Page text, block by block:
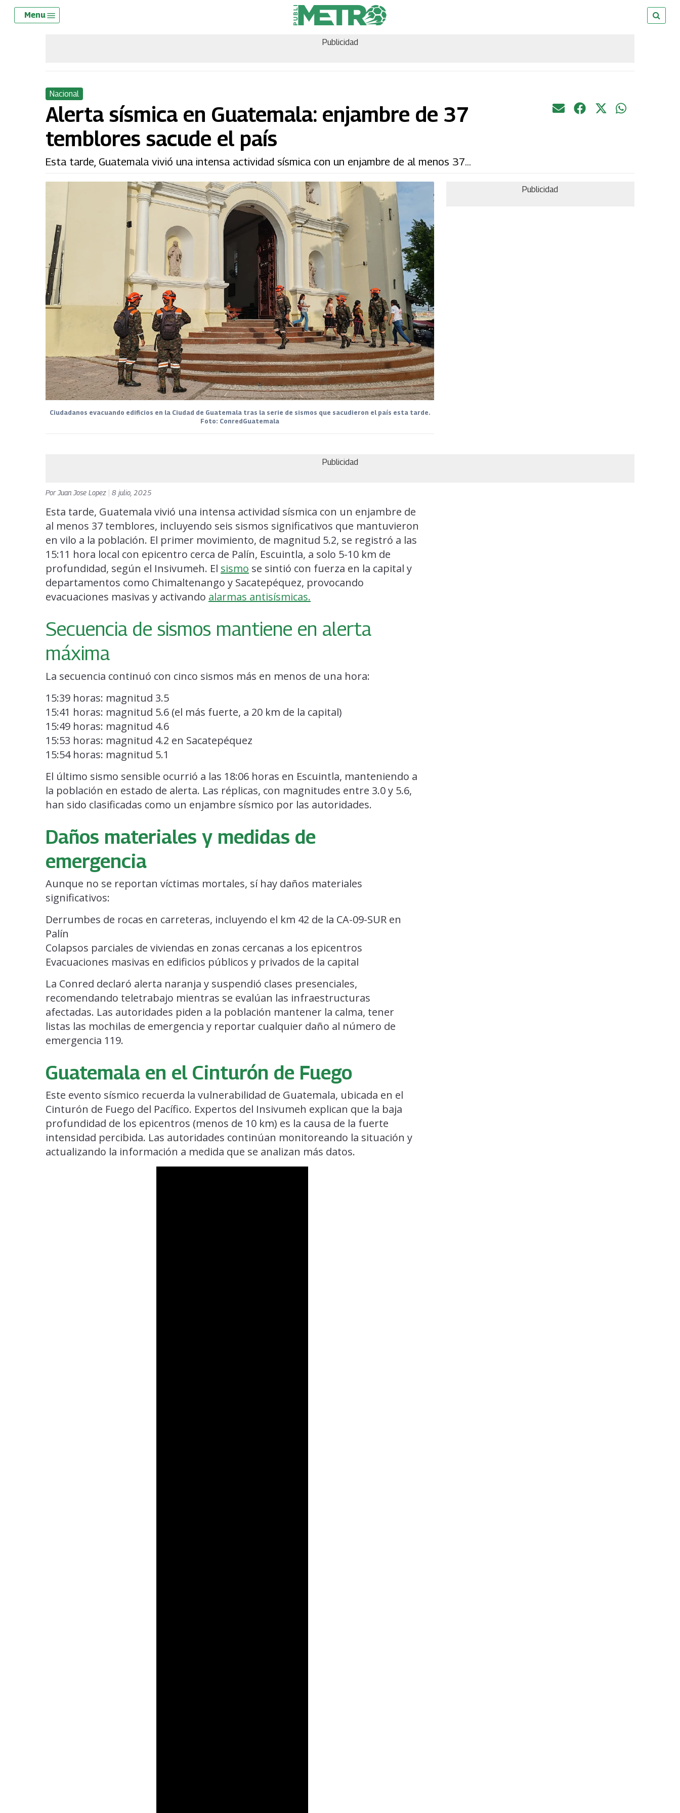
Skip
Menu
Publicidad
Nacional
Alerta sísmica en Guatemala: enjambre de 37
temblores sacude el país
Esta tarde, Guatemala vivió una intensa actividad sísmica con un enjambre de al menos 37...
Ciudadanos evacuando edificios en la Ciudad de Guatemala tras la serie de sismos que sacudieron el país esta tarde.
Foto: ConredGuatemala
Publicidad
Publicidad
Por Juan Jose Lopez 8 julio, 2025
Esta tarde, Guatemala vivió una intensa actividad sísmica con un enjambre de
al menos 37 temblores, incluyendo seis sismos significativos que mantuvieron
en vilo a la población. El primer movimiento, de magnitud 5.2, se registró a las
15:11 hora local con epicentro cerca de Palín, Escuintla, a solo 5-10 km de
profundidad, según el Insivumeh. El sismo se sintió con fuerza en la capital y
departamentos como Chimaltenango y Sacatepéquez, provocando
evacuaciones masivas y activando alarmas antisísmicas.
Secuencia de sismos mantiene en alerta
máxima
La secuencia continuó con cinco sismos más en menos de una hora:
15:39 horas: magnitud 3.5
15:41 horas: magnitud 5.6 (el más fuerte, a 20 km de la capital)
15:49 horas: magnitud 4.6
15:53 horas: magnitud 4.2 en Sacatepéquez
15:54 horas: magnitud 5.1
El último sismo sensible ocurrió a las 18:06 horas en Escuintla, manteniendo a
la población en estado de alerta. Las réplicas, con magnitudes entre 3.0 y 5.6,
han sido clasificadas como un enjambre sísmico por las autoridades.
Daños materiales y medidas de
emergencia
Aunque no se reportan víctimas mortales, sí hay daños materiales
significativos:
Derrumbes de rocas en carreteras, incluyendo el km 42 de la CA-09-SUR en
Palín
Colapsos parciales de viviendas en zonas cercanas a los epicentros
Evacuaciones masivas en edificios públicos y privados de la capital
La Conred declaró alerta naranja y suspendió clases presenciales,
recomendando teletrabajo mientras se evalúan las infraestructuras
afectadas. Las autoridades piden a la población mantener la calma, tener
listas las mochilas de emergencia y reportar cualquier daño al número de
emergencia 119.
Guatemala en el Cinturón de Fuego
Este evento sísmico recuerda la vulnerabilidad de Guatemala, ubicada en el
Cinturón de Fuego del Pacífico. Expertos del Insivumeh explican que la baja
profundidad de los epicentros (menos de 10 km) es la causa de la fuerte
intensidad percibida. Las autoridades continúan monitoreando la situación y
actualizando la información a medida que se analizan más datos.
Menu